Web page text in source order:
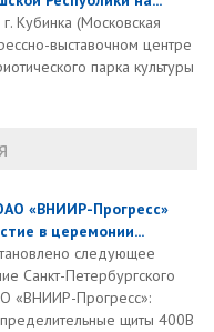
г. Кубинка (Московская
выставочном центре
парка культуры
«ВНИИР-Прогресс»
в церемонии...
следующее
Санкт-Петербургского
«ВНИИР-Прогресс»:
щиты 400В